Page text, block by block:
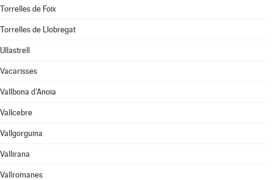
Torrelles de Foix
Torrelles de Llobregat
Ullastrell
Vacarisses
Vallbona d'Anoia
Vallcebre
Vallgorguina
Vallirana
Vallromanes